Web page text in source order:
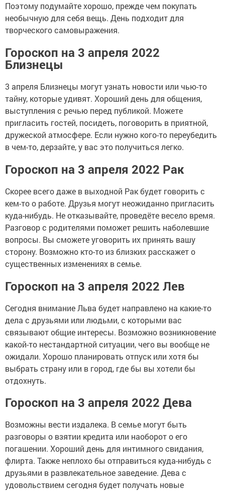
Поэтому подумайте хорошо, прежде чем покупать
необычную для себя вещь. День подходит для
творческого самовыражения.
Гороскоп на 3 апреля 2022
Близнецы
3 апреля Близнецы могут узнать новости или чью-то
тайну, которые удивят. Хороший день для общения,
выступления с речью перед публикой. Можете
пригласить гостей, посидеть, поговорить в приятной,
дружеской атмосфере. Если нужно кого-то переубедить
в чем-то, дерзайте, у вас это получиться легко.
Гороскоп на 3 апреля 2022 Рак
Скорее всего даже в выходной Рак будет говорить с
кем-то о работе. Друзья могут неожиданно пригласить
куда-нибудь. Не отказывайте, проведёте весело время.
Разговор с родителями поможет решить наболевшие
вопросы. Вы сможете уговорить их принять вашу
сторону. Возможно кто-то из близких расскажет о
существенных изменениях в семье.
Гороскоп на 3 апреля 2022 Лев
Сегодня внимание Льва будет направлено на какие-то
дела с друзьями или людьми, с которыми вас
связывают общие интересы. Возможно возникновение
какой-то нестандартной ситуации, чего вы вообще не
ожидали. Хорошо планировать отпуск или хотя бы
выбрать страну или в город, где бы вы хотели бы
отдохнуть.
Гороскоп на 3 апреля 2022 Дева
Возможны вести издалека. В семье могут быть
разговоры о взятии кредита или наоборот о его
погашении. Хороший день для интимного свидания,
флирта. Также неплохо бы отправиться куда-нибудь с
друзьями в развлекательное заведение. Дева с
удовольствием сегодня будет получать новые